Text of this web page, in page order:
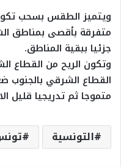
ويتميز الطقس بسحب
متفرقة بأقصى بمناطق
جزئيا ببقية المناطق.
وتكون الريح من القطاع
القطاع الشرقي بالجنوب
متموجا ثم تدريجيا قليل
التونسية